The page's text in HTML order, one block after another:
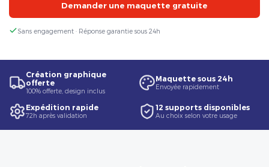
Demander une maquette gratuite
Sans engagement · Réponse garantie sous 24h
Création graphique
offerte
100% offerte, design inclus
Maquette sous 24h
Envoyée rapidement
Expédition rapide
72h après validation
12 supports disponibles
Au choix selon votre usage